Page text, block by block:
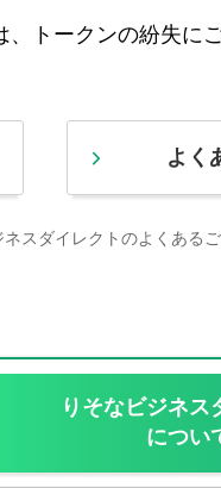
トークンの紛失に
よく
ネスダイレクトのよくある
りそなビジネス
につい